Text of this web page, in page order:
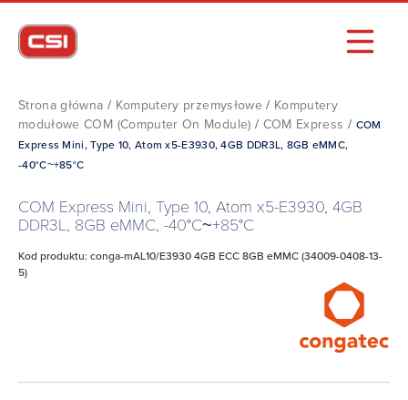
Strona główna / Komputery przemysłowe / Komputery
modułowe COM (Computer On Module) / COM Express / COM
Express Mini, Type 10, Atom x5-E3930, 4GB DDR3L, 8GB eMMC,
-40°C~+85°C
COM Express Mini, Type 10, Atom x5-E3930, 4GB
DDR3L, 8GB eMMC, -40°C~+85°C
Kod produktu: conga-mAL10/E3930 4GB ECC 8GB eMMC (34009-0408-13-
5)